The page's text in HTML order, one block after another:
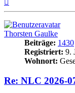
Thorsten Gaulke
Beiträge: 1430
Registriert: 9.
Wohnort:
Re: NLC 2026-